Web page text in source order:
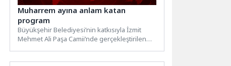
Muharrem ayına anlam katan
program
Büyükşehir Belediyesi’nin katkısıyla İzmit
Mehmet Ali Paşa Camii’nde gerçekleştirilen